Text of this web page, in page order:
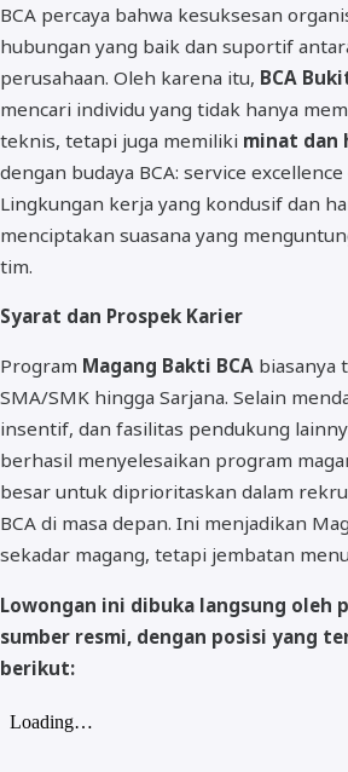
BCA percaya bahwa kesuksesan
hubungan yang baik dan suportif
perusahaan. Oleh karena itu, BCA
mencari individu yang tidak hanya
teknis, tetapi juga memiliki minat dan
dengan budaya BCA: service
Lingkungan kerja yang kondusif dan
menciptakan suasana yang
tim.
Syarat dan Prospek Karier
Program Magang Bakti BCA biasanya
SMA/SMK hingga Sarjana. Selain
insentif, dan fasilitas pendukung
berhasil menyelesaikan program
besar untuk diprioritaskan dalam
BCA di masa depan. Ini menjadikan
sekadar magang, tetapi jembatan
Lowongan ini dibuka langsung oleh
sumber resmi, dengan posisi yang
berikut: